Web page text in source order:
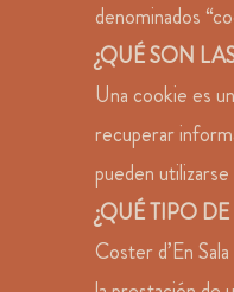
denominados
¿QUÉ SON
Una cookie es
recuperar
pueden
¿QUÉ TIPO
Coster d’En